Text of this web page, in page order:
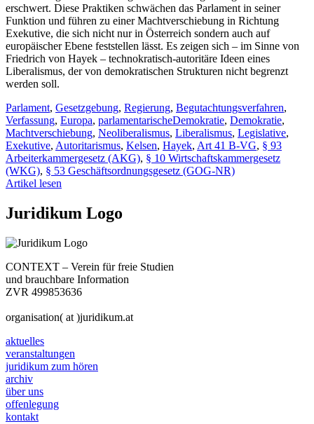
erschwert. Diese Praktiken schwächen das Parlament in seiner
Funktion und führen zu einer Machtverschiebung in Richtung
Exekutive, die sich nicht nur in Österreich sondern auch auf
europäischer Ebene feststellen lässt. Es zeigen sich – im Sinne von
Friedrich von Hayek – technokratisch-autoritäre Ideen eines
Liberalismus, der von demokratischen Strukturen nicht begrenzt
werden soll.
Parlament, Gesetzgebung, Regierung, Begutachtungsverfahren,
Verfassung, Europa, parlamentarischeDemokratie, Demokratie,
Machtverschiebung, Neoliberalismus, Liberalismus, Legislative,
Exekutive, Autoritarismus, Kelsen, Hayek, Art 41 B-VG, § 93
Arbeiterkammergesetz (AKG), § 10 Wirtschaftskammergesetz
(WKG), § 53 Geschäftsordnungsgesetz (GOG-NR)
Artikel lesen
Juridikum Logo
CONTEXT – Verein für freie Studien
und brauchbare Information
ZVR 499853636
organisation( at )juridikum.at
aktuelles
veranstaltungen
juridikum zum hören
archiv
über uns
offenlegung
kontakt